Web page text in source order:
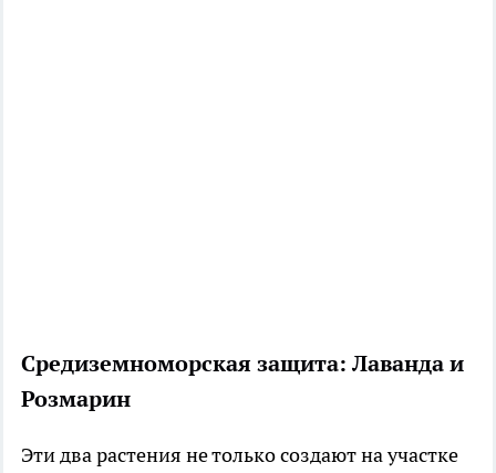
Средиземноморская защита: Лаванда и
Розмарин
Эти два растения не только создают на участке